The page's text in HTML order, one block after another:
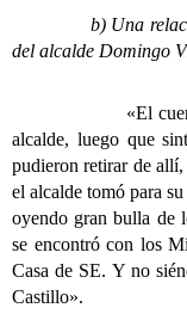
b) Una relación
del alcalde Domingo
«El
alcalde, luego que
pudieron retirar de
el alcalde tomó para
oyendo gran bulla de
se encontró con los
Casa de SE. Y no
Castillo».